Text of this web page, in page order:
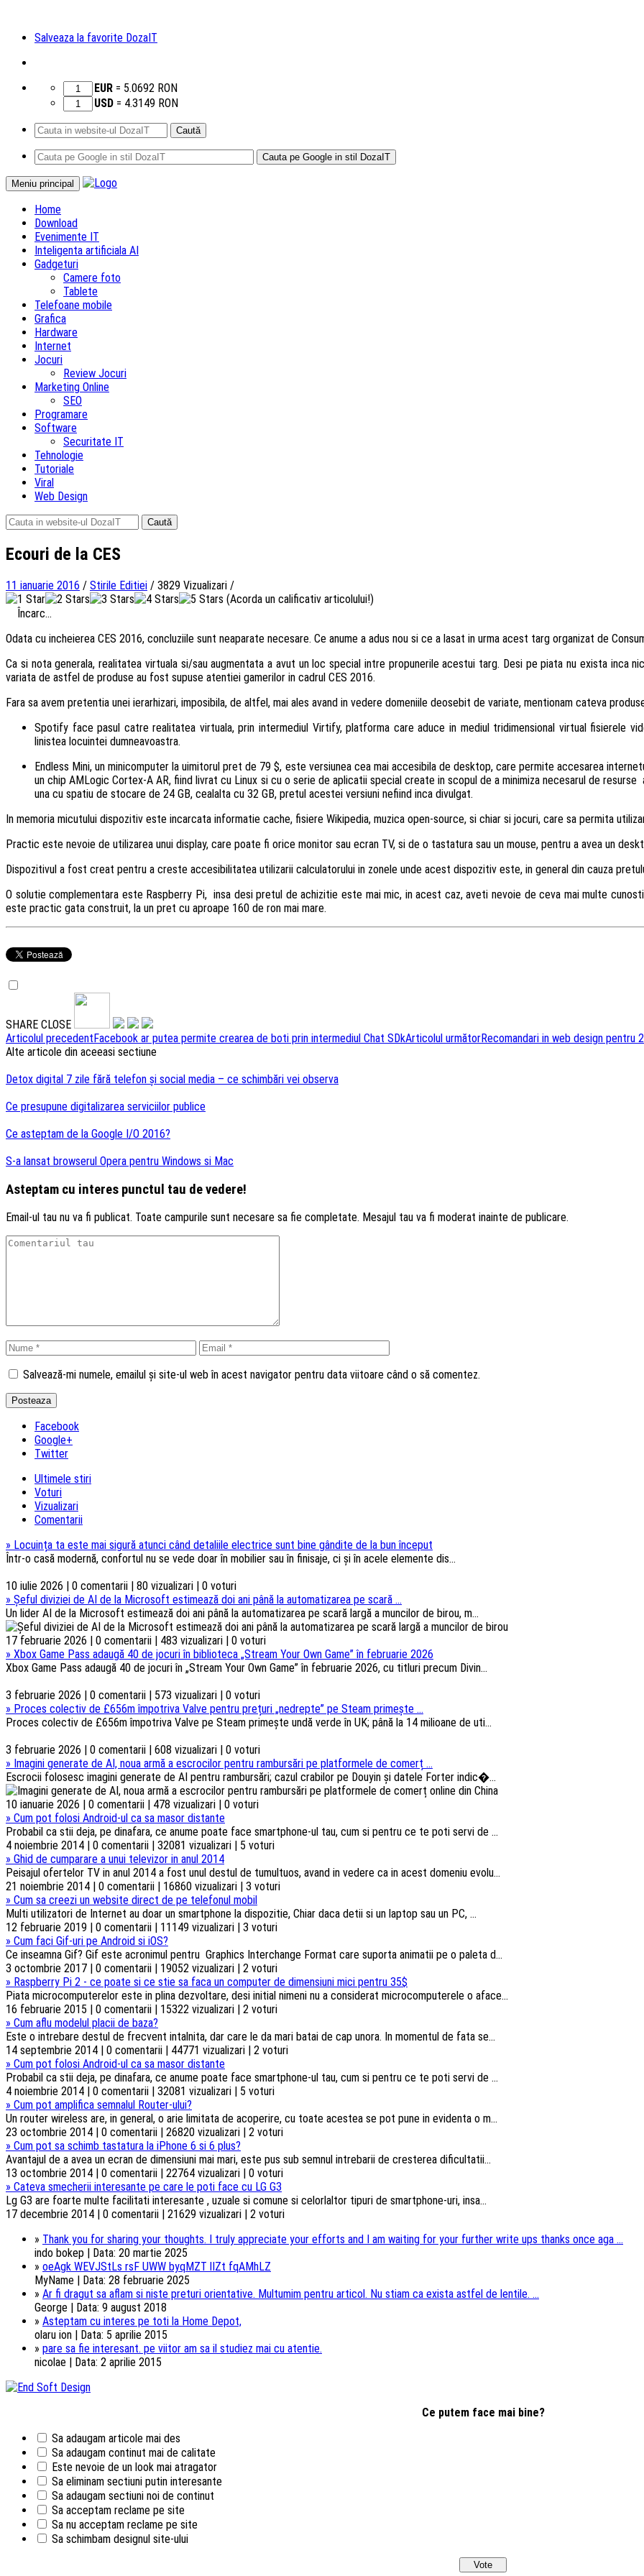
Salveaza la favorite DozaIT
EUR = 5.0692 RON
USD = 4.3149 RON
Caută
după:
Meniu principal
Sari
Home
Download
Evenimente IT
Inteligenta artificiala AI
Gadgeturi
Camere foto
Tablete
Telefoane mobile
Grafica
Hardware
Internet
Jocuri
Review Jocuri
Marketing Online
SEO
Programare
Software
Securitate IT
Tehnologie
Tutoriale
Viral
Web Design
Caută
după:
Ecouri de la CES
11 ianuarie 2016 / Stirile Editiei / 3829 Vizualizari /
(Acorda un calificativ articolului!)
Încarc...
Odata cu incheierea CES 2016, concluziile sunt neaparate necesare. Ce anume a adus nou si ce a lasat in urma acest targ organizat de
Ca si nota generala, realitatea virtuala si/sau augmentata a avut un loc special intre propunerile acestui targ. Desi pe piata nu exista inca
variata de astfel de produse au fost supuse atentiei gamerilor in cadrul CES 2016.
Fara sa avem pretentia unei ierarhizari, imposibila, de altfel, mai ales avand in vedere domeniile deosebit de variate, mentionam cateva
Spotify face pasul catre realitatea virtuala, prin intermediul Virtify, platforma care aduce in mediul tridimensional virtual fisierele
linistea locuintei dumneavoastra.
Endless Mini, un minicomputer la uimitorul pret de 79 $, este versiunea cea mai accesibila de desktop, care permite accesarea
un chip AMLogic Cortex-A AR, fiind livrat cu Linux si cu o serie de aplicatii special create in scopul de a minimiza necesarul de
una cu spatiu de stocare de 24 GB, cealalta cu 32 GB, pretul acestei versiuni nefiind inca divulgat.
In memoria micutului dispozitiv este incarcata informatie cache, fisiere Wikipedia, muzica open-source, si chiar si jocuri, care sa permita
Practic este nevoie de utilizarea unui display, care poate fi orice monitor sau ecran TV, si de o tastatura sau un mouse, pentru a avea un
Dispozitivul a fost creat pentru a creste accesibilitatea utilizarii calculatorului in zonele unde acest dispozitiv este, in general din cauza
O solutie complementara este Raspberry Pi, insa desi pretul de achizitie este mai mic, in acest caz, aveti nevoie de ceva mai multe
este practic gata construit, la un pret cu aproape 160 de ron mai mare.
SHARE CLOSE
Navigare
articole
Articolul precedentFacebook ar putea permite crearea de boti prin intermediul Chat SDkArticolul următorRecomandari in web design pentru
Alte articole din aceeasi sectiune
Detox digital 7 zile fără telefon și social media – ce schimbări vei observa
Ce presupune digitalizarea serviciilor publice
Ce asteptam de la Google I/O 2016?
S-a lansat browserul Opera pentru Windows si Mac
Asteptam cu interes punctul tau de vedere!
Email-ul tau nu va fi publicat. Toate campurile sunt necesare sa fie completate. Mesajul tau va fi moderat inainte de publicare.
Salvează-mi numele, emailul și site-ul web în acest navigator pentru data viitoare când o să comentez.
Facebook
Google+
Twitter
Ultimele stiri
Voturi
Vizualizari
Comentarii
» Locuința ta este mai sigură atunci când detaliile electrice sunt bine gândite de la bun început
Într-o casă modernă, confortul nu se vede doar în mobilier sau în finisaje, ci și în acele elemente dis...
10 iulie 2026 | 0 comentarii | 80 vizualizari | 0 voturi
» Șeful diviziei de AI de la Microsoft estimează doi ani până la automatizarea pe scară ...
Un lider AI de la Microsoft estimează doi ani până la automatizarea pe scară largă a muncilor de birou, m...
17 februarie 2026 | 0 comentarii | 483 vizualizari | 0 voturi
» Xbox Game Pass adaugă 40 de jocuri în biblioteca „Stream Your Own Game” în februarie 2026
Xbox Game Pass adaugă 40 de jocuri în „Stream Your Own Game” în februarie 2026, cu titluri precum Divin...
3 februarie 2026 | 0 comentarii | 573 vizualizari | 0 voturi
» Proces colectiv de £656m împotriva Valve pentru prețuri „nedrepte” pe Steam primește ...
Proces colectiv de £656m împotriva Valve pe Steam primește undă verde în UK; până la 14 milioane de uti...
3 februarie 2026 | 0 comentarii | 608 vizualizari | 0 voturi
» Imagini generate de AI, noua armă a escrocilor pentru rambursări pe platformele de comerț ...
Escrocii folosesc imagini generate de AI pentru rambursări; cazul crabilor pe Douyin și datele Forter indic�...
10 ianuarie 2026 | 0 comentarii | 478 vizualizari | 0 voturi
» Cum pot folosi Android-ul ca sa masor distante
Probabil ca stii deja, pe dinafara, ce anume poate face smartphone-ul tau, cum si pentru ce te poti servi de ...
4 noiembrie 2014 | 0 comentarii | 32081 vizualizari | 5 voturi
» Ghid de cumparare a unui televizor in anul 2014
Peisajul ofertelor TV in anul 2014 a fost unul destul de tumultuos, avand in vedere ca in acest domeniu evolu...
21 noiembrie 2014 | 0 comentarii | 16860 vizualizari | 3 voturi
» Cum sa creezi un website direct de pe telefonul mobil
Multi utilizatori de Internet au doar un smartphone la dispozitie, Chiar daca detii si un laptop sau un PC, ...
12 februarie 2019 | 0 comentarii | 11149 vizualizari | 3 voturi
» Cum faci Gif-uri pe Android si iOS?
Ce inseamna Gif? Gif este acronimul pentru Graphics Interchange Format care suporta animatii pe o paleta d...
3 octombrie 2017 | 0 comentarii | 19052 vizualizari | 2 voturi
» Raspberry Pi 2 - ce poate si ce stie sa faca un computer de dimensiuni mici pentru 35$
Piata microcomputerelor este in plina dezvoltare, desi initial nimeni nu a considerat microcomputerele o aface...
16 februarie 2015 | 0 comentarii | 15322 vizualizari | 2 voturi
» Cum aflu modelul placii de baza?
Este o intrebare destul de frecvent intalnita, dar care le da mari batai de cap unora. In momentul de fata se...
14 septembrie 2014 | 0 comentarii | 44771 vizualizari | 2 voturi
» Cum pot folosi Android-ul ca sa masor distante
Probabil ca stii deja, pe dinafara, ce anume poate face smartphone-ul tau, cum si pentru ce te poti servi de ...
4 noiembrie 2014 | 0 comentarii | 32081 vizualizari | 5 voturi
» Cum pot amplifica semnalul Router-ului?
Un router wireless are, in general, o arie limitata de acoperire, cu toate acestea se pot pune in evidenta o m...
23 octombrie 2014 | 0 comentarii | 26820 vizualizari | 2 voturi
» Cum pot sa schimb tastatura la iPhone 6 si 6 plus?
Avantajul de a avea un ecran de dimensiuni mai mari, este pus sub semnul intrebarii de cresterea dificultatii...
13 octombrie 2014 | 0 comentarii | 22764 vizualizari | 0 voturi
» Cateva smecherii interesante pe care le poti face cu LG G3
Lg G3 are foarte multe facilitati interesante , uzuale si comune si celorlaltor tipuri de smartphone-uri, insa...
17 decembrie 2014 | 0 comentarii | 21629 vizualizari | 2 voturi
» Thank you for sharing your thoughts. I truly appreciate your efforts and I am waiting for your further write ups thanks once aga ...
indo bokep | Data: 20 martie 2025
» oeAgk WEVJStLs rsF UWW byqMZT lIZt fqAMhLZ
MyName | Data: 28 februarie 2025
» Ar fi dragut sa aflam si niste preturi orientative. Multumim pentru articol. Nu stiam ca exista astfel de lentile. ...
George | Data: 9 august 2018
» Asteptam cu interes pe toti la Home Depot,
olaru ion | Data: 5 aprilie 2015
» pare sa fie interesant. pe viitor am sa il studiez mai cu atentie.
nicolae | Data: 2 aprilie 2015
Ce putem face mai bine?
Sa adaugam articole mai des
Sa adaugam continut mai de calitate
Este nevoie de un look mai atragator
Sa eliminam sectiuni putin interesante
Sa adaugam sectiuni noi de continut
Sa acceptam reclame pe site
Sa nu acceptam reclame pe site
Sa schimbam designul site-ului